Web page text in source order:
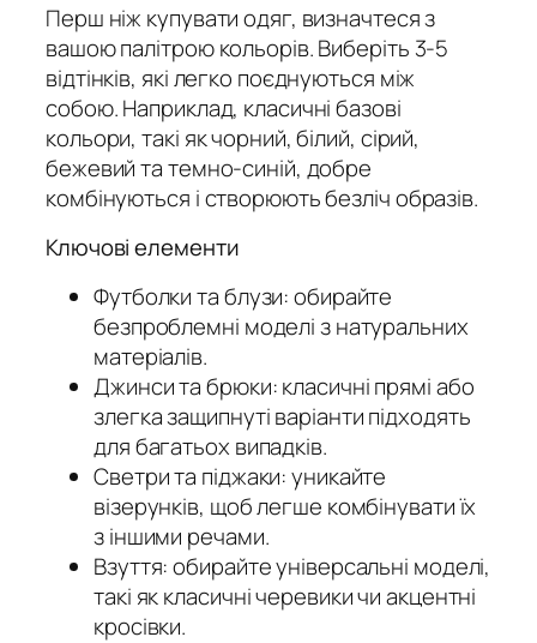
Перш ніж купувати одяг, визначтеся з
вашою палітрою кольорів. Виберіть 3-5
відтінків, які легко поєднуються між
собою. Наприклад, класичні базові
кольори, такі як чорний, білий, сірий,
бежевий та темно-синій, добре
комбінуються і створюють безліч образів.
Ключові елементи
Футболки та блузи: обирайте
безпроблемні моделі з натуральних
матеріалів.
Джинси та брюки: класичні прямі або
злегка защипнуті варіанти підходять
для багатьох випадків.
Светри та піджаки: уникайте
візерунків, щоб легше комбінувати їх
з іншими речами.
Взуття: обирайте універсальні моделі,
такі як класичні черевики чи акцентні
кросівки.